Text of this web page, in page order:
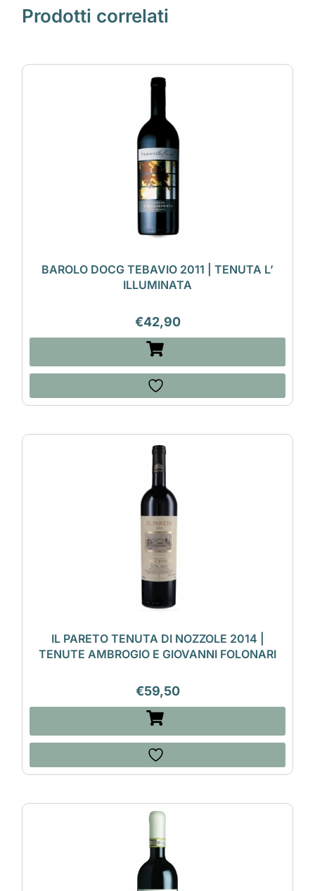
Prodotti correlati
BAROLO DOCG TEBAVIO 2011 | TENUTA L’
ILLUMINATA
€42,90
IL PARETO TENUTA DI NOZZOLE 2014 |
TENUTE AMBROGIO E GIOVANNI FOLONARI
€59,50